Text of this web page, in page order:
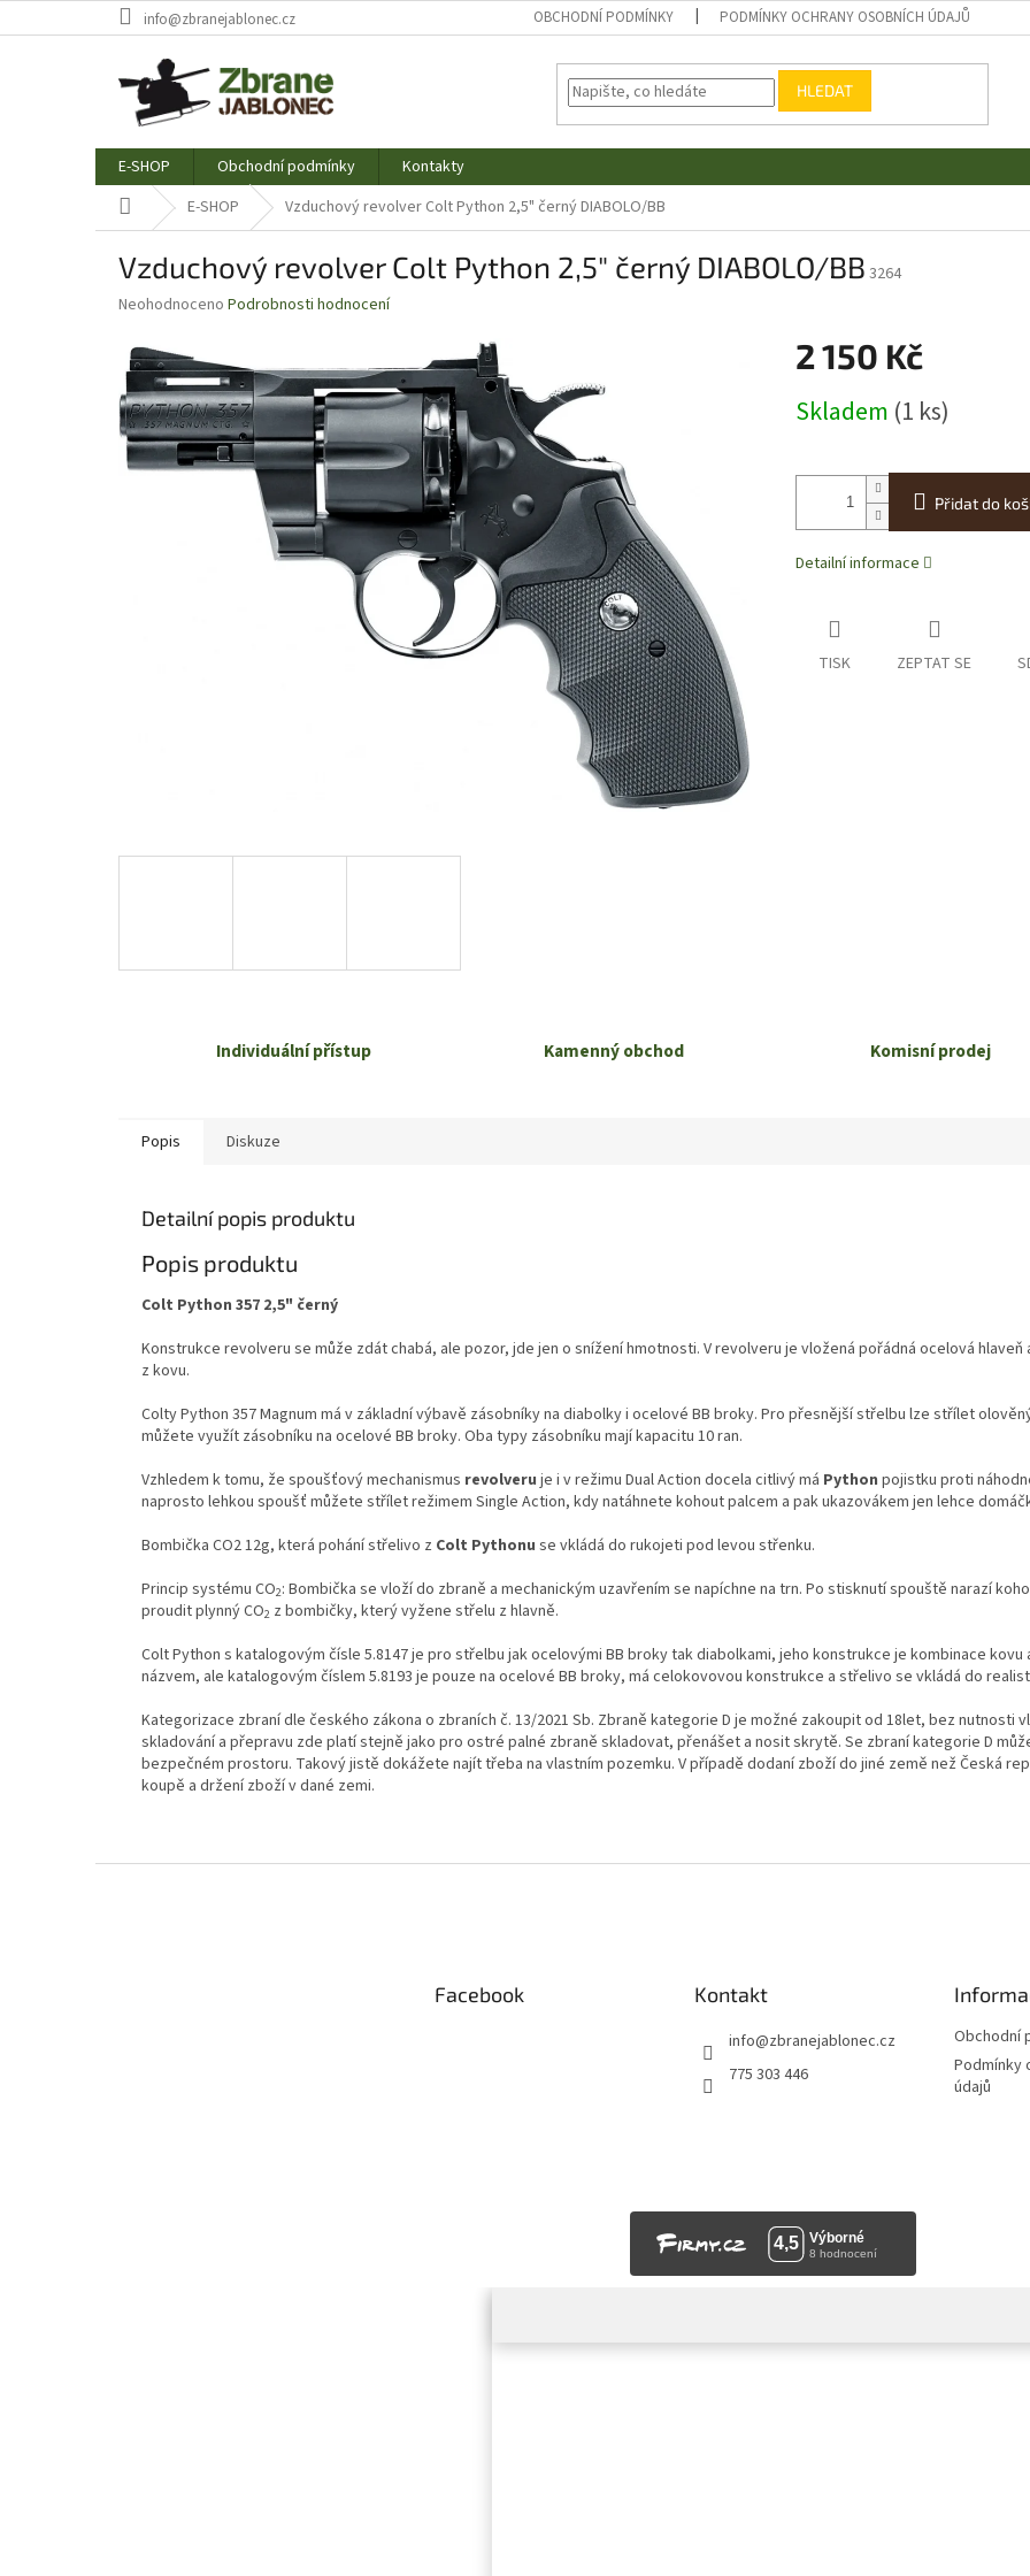
na
info@zbranejablonec.cz OBCHODNÍ PODMÍNKY PODMÍNKY OCHRANY OSOBNÍCH ÚDAJŮ
HLEDAT
E-SHOP Obchodní podmínky
Kontakty
Domů E-SHOP Vzduchový revolver Colt Python 2,5" černý DIABOLO/BB
Vzduchový revolver Colt Python 2,5" černý DIABOLO/BB 3264
Průměrné
produktu
je
0,0
z
5
hvězdiček.
Neohodnoceno Podrobnosti hodnocení
2 150 Kč
cena:
Skladem (1 ks)
Přidat do
Detailní informace
TISK ZEPTAT SE
Individuální přístup Kamenný obchod Komisní prodej
Popis Diskuze
Detailní popis produktu
Popis produktu
Colt Python 357 2,5" černý
Konstrukce revolveru se může zdát chabá, ale pozor, jde jen o snížení hmotnosti. V revolveru je vložená pořádná ocelová
z kovu.
Colty Python 357 Magnum má v základní výbavě zásobníky na diabolky i ocelové BB broky. Pro přesnější střelbu lze střílet
můžete využít zásobníku na ocelové BB broky. Oba typy zásobníku mají kapacitu 10 ran.
Vzhledem k tomu, že spoušťový mechanismus revolveru je i v režimu Dual Action docela citlivý má Python pojistku proti
naprosto lehkou spoušť můžete střílet režimem Single Action, kdy natáhnete kohout palcem a pak ukazovákem jen lehce
Bombička CO2 12g, která pohání střelivo z Colt Pythonu se vkládá do rukojeti pod levou střenku.
Princip systému CO2: Bombička se vloží do zbraně a mechanickým uzavřením se napíchne na trn. Po stisknutí spouště narazí
proudit plynný CO2 z bombičky, který vyžene střelu z hlavně.
Colt Python s katalogovým čísle 5.8147 je pro střelbu jak ocelovými BB broky tak diabolkami, jeho konstrukce je kombinace
názvem, ale katalogovým číslem 5.8193 je pouze na ocelové BB broky, má celokovovou konstrukce a střelivo se vkládá do
Kategorizace zbraní dle českého zákona o zbraních č. 13/2021 Sb. Zbraně kategorie D je možné zakoupit od 18let, bez nutnosti
skladování a přepravu zde platí stejně jako pro ostré palné zbraně skladovat, přenášet a nosit skrytě. Se zbraní kategorie D
bezpečném prostoru. Takový jistě dokážete najít třeba na vlastním pozemku. V případě dodaní zboží do jiné země než Česká
koupě a držení zboží v dané zemi.
Facebook Kontakt
info@zbranejablonec.cz
775 303 446
Obchodní
Podmínky
údajů